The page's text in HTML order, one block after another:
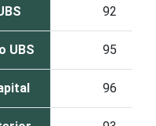
92
UBS 95
96